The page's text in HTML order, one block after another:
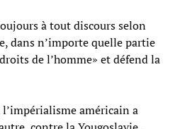
à tout discours selon
dans n’importe quelle partie
de l’homme» et défend la
américain a